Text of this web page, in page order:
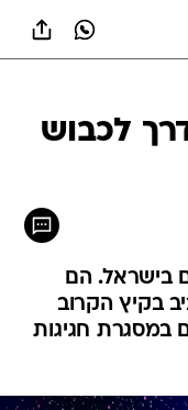
לכבוש
בישראל. הם
בקיץ הקרוב
במסגרת חגיגות